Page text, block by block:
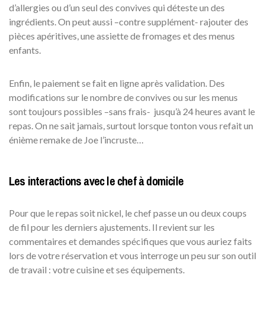
d’allergies ou d’un seul des convives qui déteste un des
ingrédients. On peut aussi –contre supplément- rajouter des
pièces apéritives, une assiette de fromages et des menus
enfants.
Enfin, le paiement se fait en ligne après validation. Des
modifications sur le nombre de convives ou sur les menus
sont toujours possibles –sans frais- jusqu’à 24 heures avant le
repas. On ne sait jamais, surtout lorsque tonton vous refait un
énième remake de Joe l’incruste…
Les interactions avec le chef à domicile
Pour que le repas soit nickel, le chef passe un ou deux coups
de fil pour les derniers ajustements. Il revient sur les
commentaires et demandes spécifiques que vous auriez faits
lors de votre réservation et vous interroge un peu sur son outil
de travail : votre cuisine et ses équipements.